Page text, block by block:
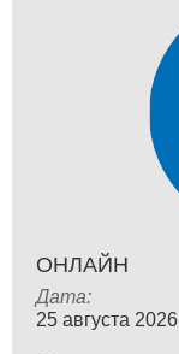
ОНЛАЙН
Дата:
25 августа 2026